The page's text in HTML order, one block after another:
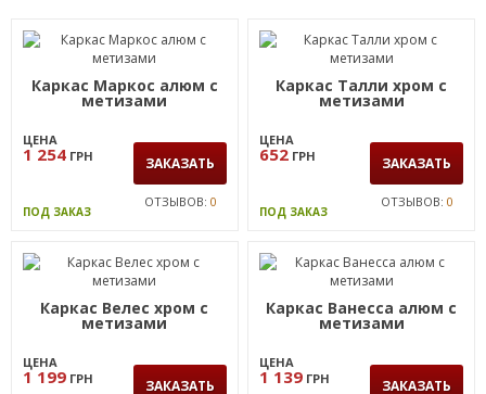
Каркас Маркос алюм с
метизами
ЦЕНА
1 254 ГРН ЗАКАЗАТЬ
ПОД ЗАКАЗ
ОТЗЫВОВ: 0
Каркас Талли хром с
метизами
ЦЕНА
652 ГРН ЗАКАЗАТЬ
ПОД ЗАКАЗ
ОТЗЫВОВ: 0
Каркас Велес хром с
метизами
ЦЕНА
1 199 ГРН ЗАКАЗАТЬ
Каркас Ванесса алюм с
метизами
ЦЕНА
1 139 ГРН ЗАКАЗАТЬ